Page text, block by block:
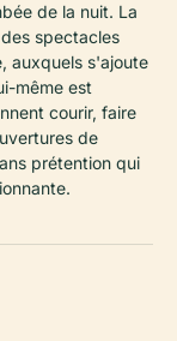
de la nuit. La
spectacles
auxquels s'ajoute
même est
courir, faire
de
prétention qui